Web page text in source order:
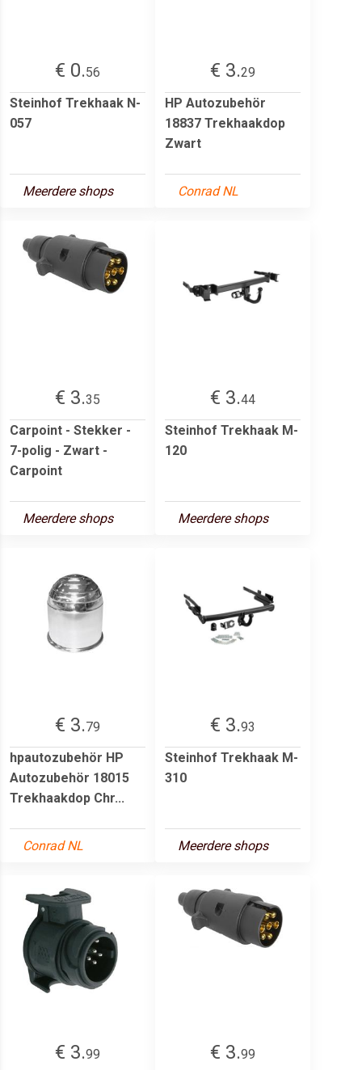
€ 0.56
Steinhof Trekhaak N-
057
Meerdere shops
€ 3.29
HP Autozubehör
18837 Trekhaakdop
Zwart
Conrad NL
€ 3.35
Carpoint - Stekker -
7-polig - Zwart -
Carpoint
Meerdere shops
€ 3.44
Steinhof Trekhaak M-
120
Meerdere shops
€ 3.79
hpautozubehör HP
Autozubehör 18015
Trekhaakdop Chr...
Conrad NL
€ 3.93
Steinhof Trekhaak M-
310
Meerdere shops
€ 3.99
€ 3.99